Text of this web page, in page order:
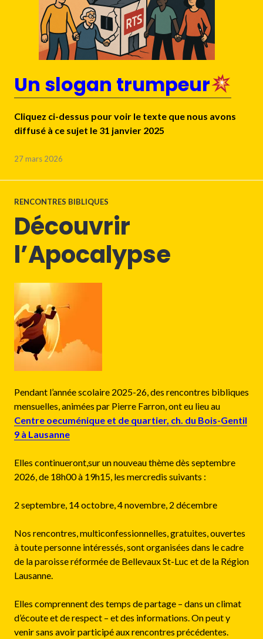
Un slogan trumpeur
Cliquez ci-dessus pour voir le texte que nous avons
diffusé à ce sujet le 31 janvier 2025
27 mars 2026
RENCONTRES BIBLIQUES
Découvrir
l’Apocalypse
Pendant l’année scolaire 2025-26, des rencontres bibliques
mensuelles, animées par Pierre Farron, ont eu lieu au
Centre oecuménique et de quartier, ch. du Bois-Gentil
9 à Lausanne
Elles continueront,sur un nouveau thème dès septembre
2026, de 18h00 à 19h15, les mercredis suivants :
2 septembre, 14 octobre, 4 novembre, 2 décembre
Nos rencontres, multiconfessionnelles, gratuites, ouvertes
à toute personne intéressés, sont organisées dans le cadre
de la paroisse réformée de Bellevaux St-Luc et de la Région
Lausanne.
Elles comprennent des temps de partage – dans un climat
d’écoute et de respect – et des informations. On peut y
venir sans avoir participé aux rencontres précédentes.